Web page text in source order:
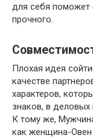
для себя поможет
прочного.
Плохая идея
качестве
характеров,
знаков, в деловых
К тому же,
как женщина-Овен